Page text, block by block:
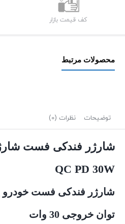
کف قیمت بازار
محصولات مرتبط
توضیحات نظرات (0)
QC PD 30W
توان خروجی 30 وات